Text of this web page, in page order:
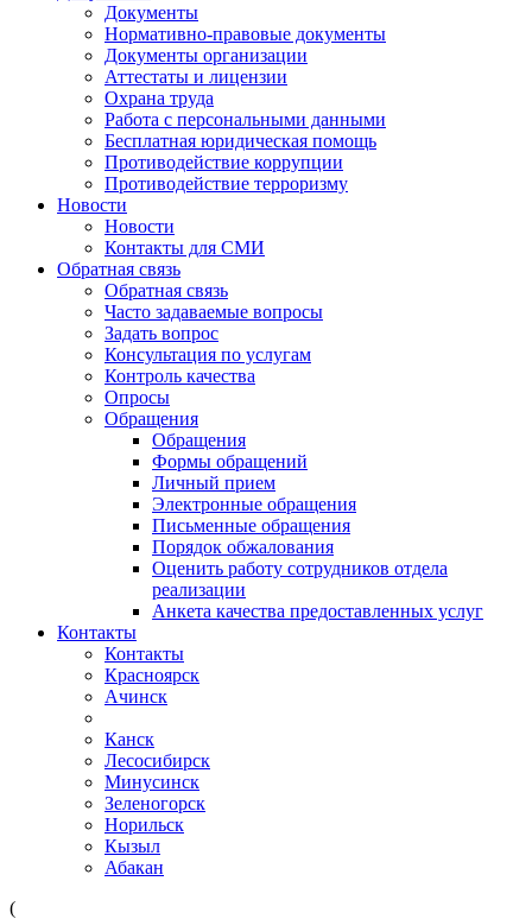
Документы
Нормативно-правовые документы
Документы организации
Аттестаты и лицензии
Охрана труда
Работа с персональными данными
Бесплатная юридическая помощь
Противодействие коррупции
Противодействие терроризму
Новости
Новости
Контакты для СМИ
Обратная связь
Обратная связь
Часто задаваемые вопросы
Задать вопрос
Консультация по услугам
Контроль качества
Опросы
Обращения
Обращения
Формы обращений
Личный прием
Электронные обращения
Письменные обращения
Порядок обжалования
Оценить работу сотрудников отдела
реализации
Анкета качества предоставленных услуг
Контакты
Контакты
Красноярск
Ачинск
Канск
Лесосибирск
Минусинск
Зеленогорск
Норильск
Кызыл
Абакан
(